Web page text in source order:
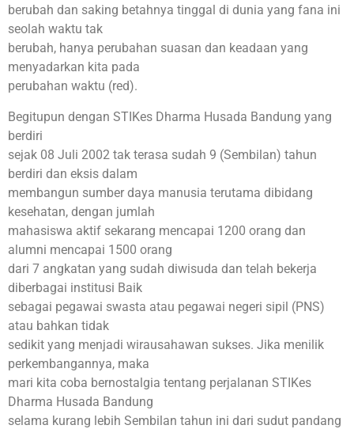
berubah dan saking betahnya tinggal di dunia yang fana ini
seolah waktu tak
berubah, hanya perubahan suasan dan keadaan yang
menyadarkan kita pada
perubahan waktu (red).
Begitupun dengan STIKes Dharma Husada Bandung yang
berdiri
sejak 08 Juli 2002 tak terasa sudah 9 (Sembilan) tahun
berdiri dan eksis dalam
membangun sumber daya manusia terutama dibidang
kesehatan, dengan jumlah
mahasiswa aktif sekarang mencapai 1200 orang dan
alumni mencapai 1500 orang
dari 7 angkatan yang sudah diwisuda dan telah bekerja
diberbagai institusi Baik
sebagai pegawai swasta atau pegawai negeri sipil (PNS)
atau bahkan tidak
sedikit yang menjadi wirausahawan sukses. Jika menilik
perkembangannya, maka
mari kita coba bernostalgia tentang perjalanan STIKes
Dharma Husada Bandung
selama kurang lebih Sembilan tahun ini dari sudut pandang